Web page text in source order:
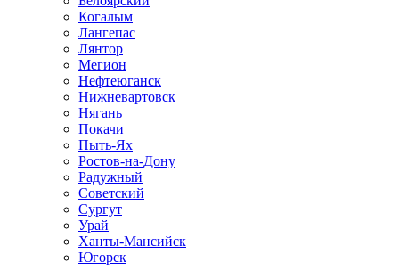
Когалым
Лангепас
Лянтор
Мегион
Нефтеюганск
Нижневартовск
Нягань
Покачи
Пыть-Ях
Рoстов-на-Дону
Радужный
Советский
Сургут
Урай
Ханты-Мансийск
Югорск